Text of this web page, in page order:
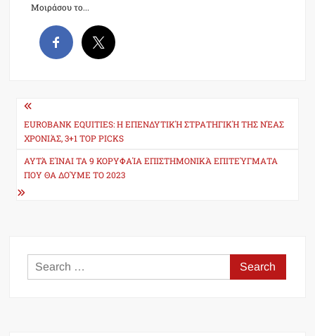
Μοιράσου το...
Post
navigation
EUROBANK EQUITIES: Η ΕΠΕΝΔΥΤΙΚΉ ΣΤΡΑΤΗΓΙΚΉ ΤΗΣ ΝΈΑΣ
ΧΡΟΝΙΆΣ, 3+1 TOP PICKS
ΑΥΤΆ ΕΊΝΑΙ ΤΑ 9 ΚΟΡΥΦΑΊΑ ΕΠΙΣΤΗΜΟΝΙΚΆ ΕΠΙΤΕΎΓΜΑΤΑ
ΠΟΥ ΘΑ ΔΟΎΜΕ ΤΟ 2023
Search
for: